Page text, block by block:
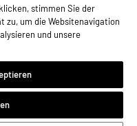
stimmen Sie der
zu, um die Websitenavigation
und unsere